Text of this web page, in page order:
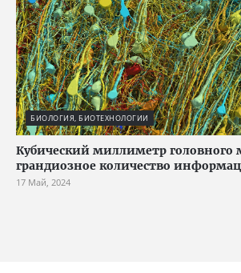
БИОЛОГИЯ, БИОТЕХНОЛОГИИ
Кубический миллиметр головного
грандиозное количество
17 Май, 2024